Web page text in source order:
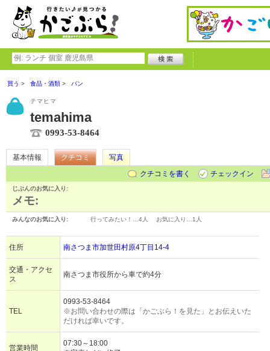
買う 食品・酒類 パン
テマヒマ
temahima
0993-53-8464
基本情報 クチコミ
写真
クチコミを書く
チェックイン
じぶんのお気に入り:
メモ:
みんなのお気に入り: 行ってみたい！… 4人 お気に入り… 1人
住所 南さつま市加世田村原4丁目14-4
交通・アクセ
ス
南さつま市役所から車で約4分
TEL
0993-53-8464
※お問い合わせの際は「かごぶら！を見た」とお伝えいた
だければ幸いです。
営業時間
07:30～18:00